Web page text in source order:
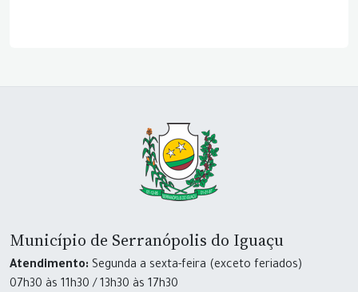
Município de Serranópolis do Iguaçu
Atendimento: Segunda a sexta-feira (exceto feriados)
07h30 às 11h30 / 13h30 às 17h30